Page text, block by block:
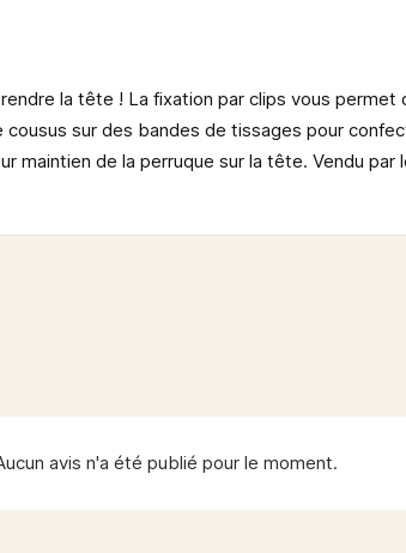
la tête ! La fixation par clips vous
sur des bandes de tissages pour
maintien de la perruque sur la tête. Vendu
avis n'a été publié pour le moment.